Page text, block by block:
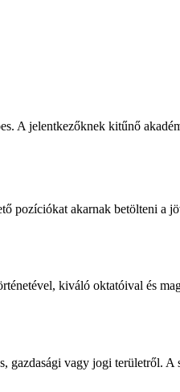
A jelentkezőknek kitűnő
pozíciókat akarnak betölteni a
kiváló oktatóival és
gazdasági vagy jogi területről.